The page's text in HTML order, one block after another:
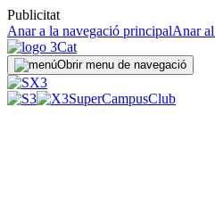
Publicitat
Anar a la navegació principalAnar
Obrir menu de navegació
SuperCampusClub